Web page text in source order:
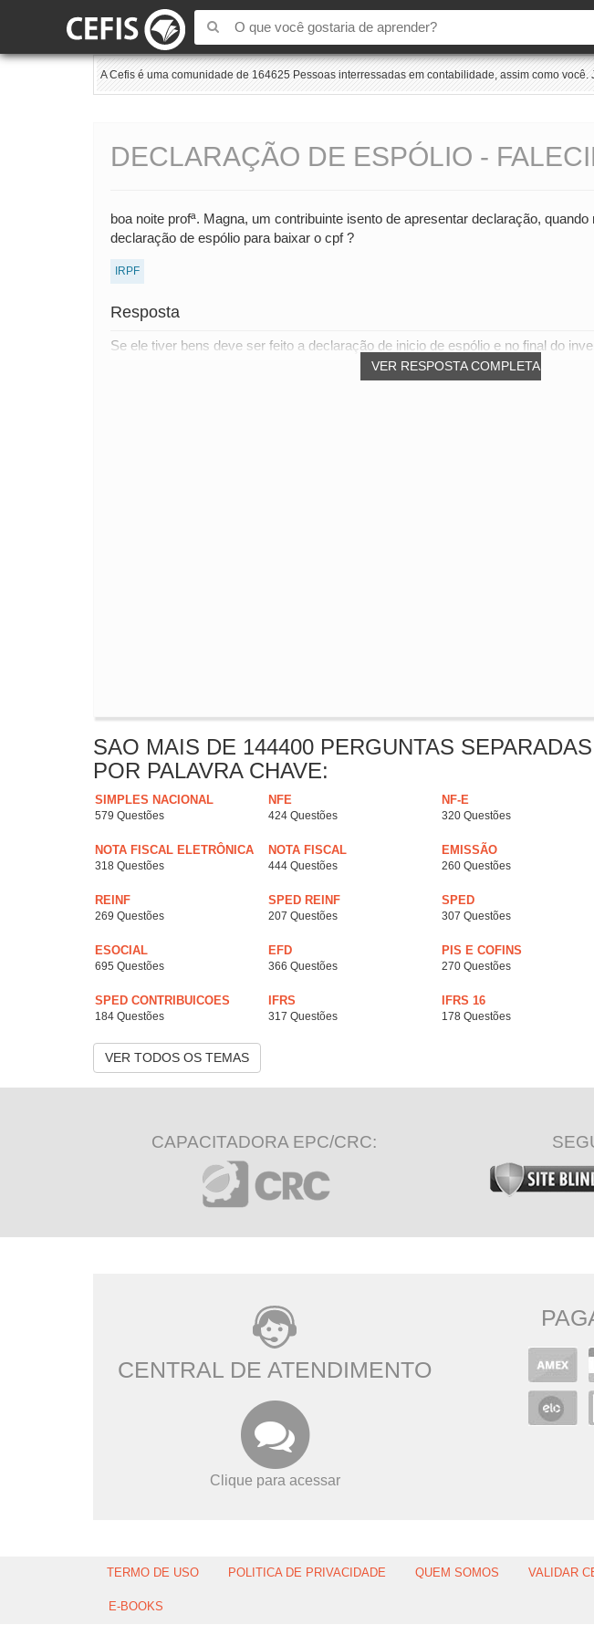
A Cefis é uma comunidade de 164625 Pessoas interressadas em contabilidade, assim como
DECLARAÇÃO DE ESPÓLIO -
boa noite profª. Magna, um contribuinte isento de apresentar declaração,
declaração de espólio para baixar o cpf ?
IRPF
Resposta
VER RESPOSTA COMPLETA
Se ele tiver bens deve ser feito a declaração de inicio de espólio e no final do
SAO MAIS DE 144400 PERGUNTAS SEPARADAS
POR PALAVRA CHAVE:
SIMPLES NACIONAL
579 Questões
NFE
424 Questões
NF-E
320 Questões
NOTA FISCAL ELETRÔNICA
318 Questões
NOTA FISCAL
444 Questões
EMISSÃO
260 Questões
REINF
269 Questões
SPED REINF
207 Questões
SPED
307 Questões
ESOCIAL
695 Questões
EFD
366 Questões
PIS E COFINS
270 Questões
SPED CONTRIBUICOES
184 Questões
IFRS
317 Questões
IFRS 16
178 Questões
VER TODOS OS TEMAS
CAPACITADORA EPC/CRC:
CENTRAL DE ATENDIMENTO
Clique para acessar
TERMO DE USO POLITICA DE PRIVACIDADE QUEM SOMOS VALIDAR
E-BOOKS